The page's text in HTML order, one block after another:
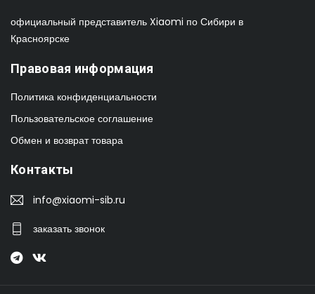
официальный представитель Xiaomi по Сибири в
Красноярске
Правовая информация
Политика конфиденциальности
Пользовательское соглашение
Обмен и возврат товара
Контакты
info@xiaomi-sib.ru
заказать звонок